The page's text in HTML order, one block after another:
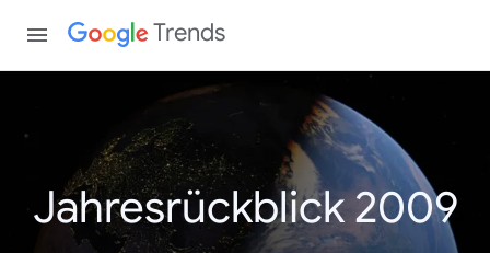
Trends
Jahresrückblick 2009